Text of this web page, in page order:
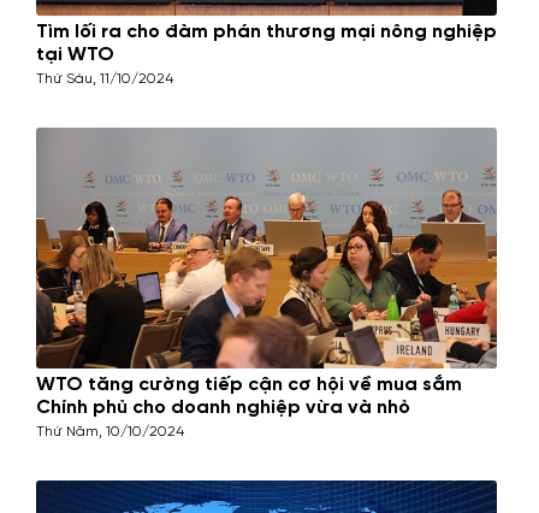
Tìm lối ra cho đàm phán thương mại nông nghiệp
tại WTO
Thứ Sáu, 11/10/2024
WTO tăng cường tiếp cận cơ hội về mua sắm
Chính phủ cho doanh nghiệp vừa và nhỏ
Thứ Năm, 10/10/2024